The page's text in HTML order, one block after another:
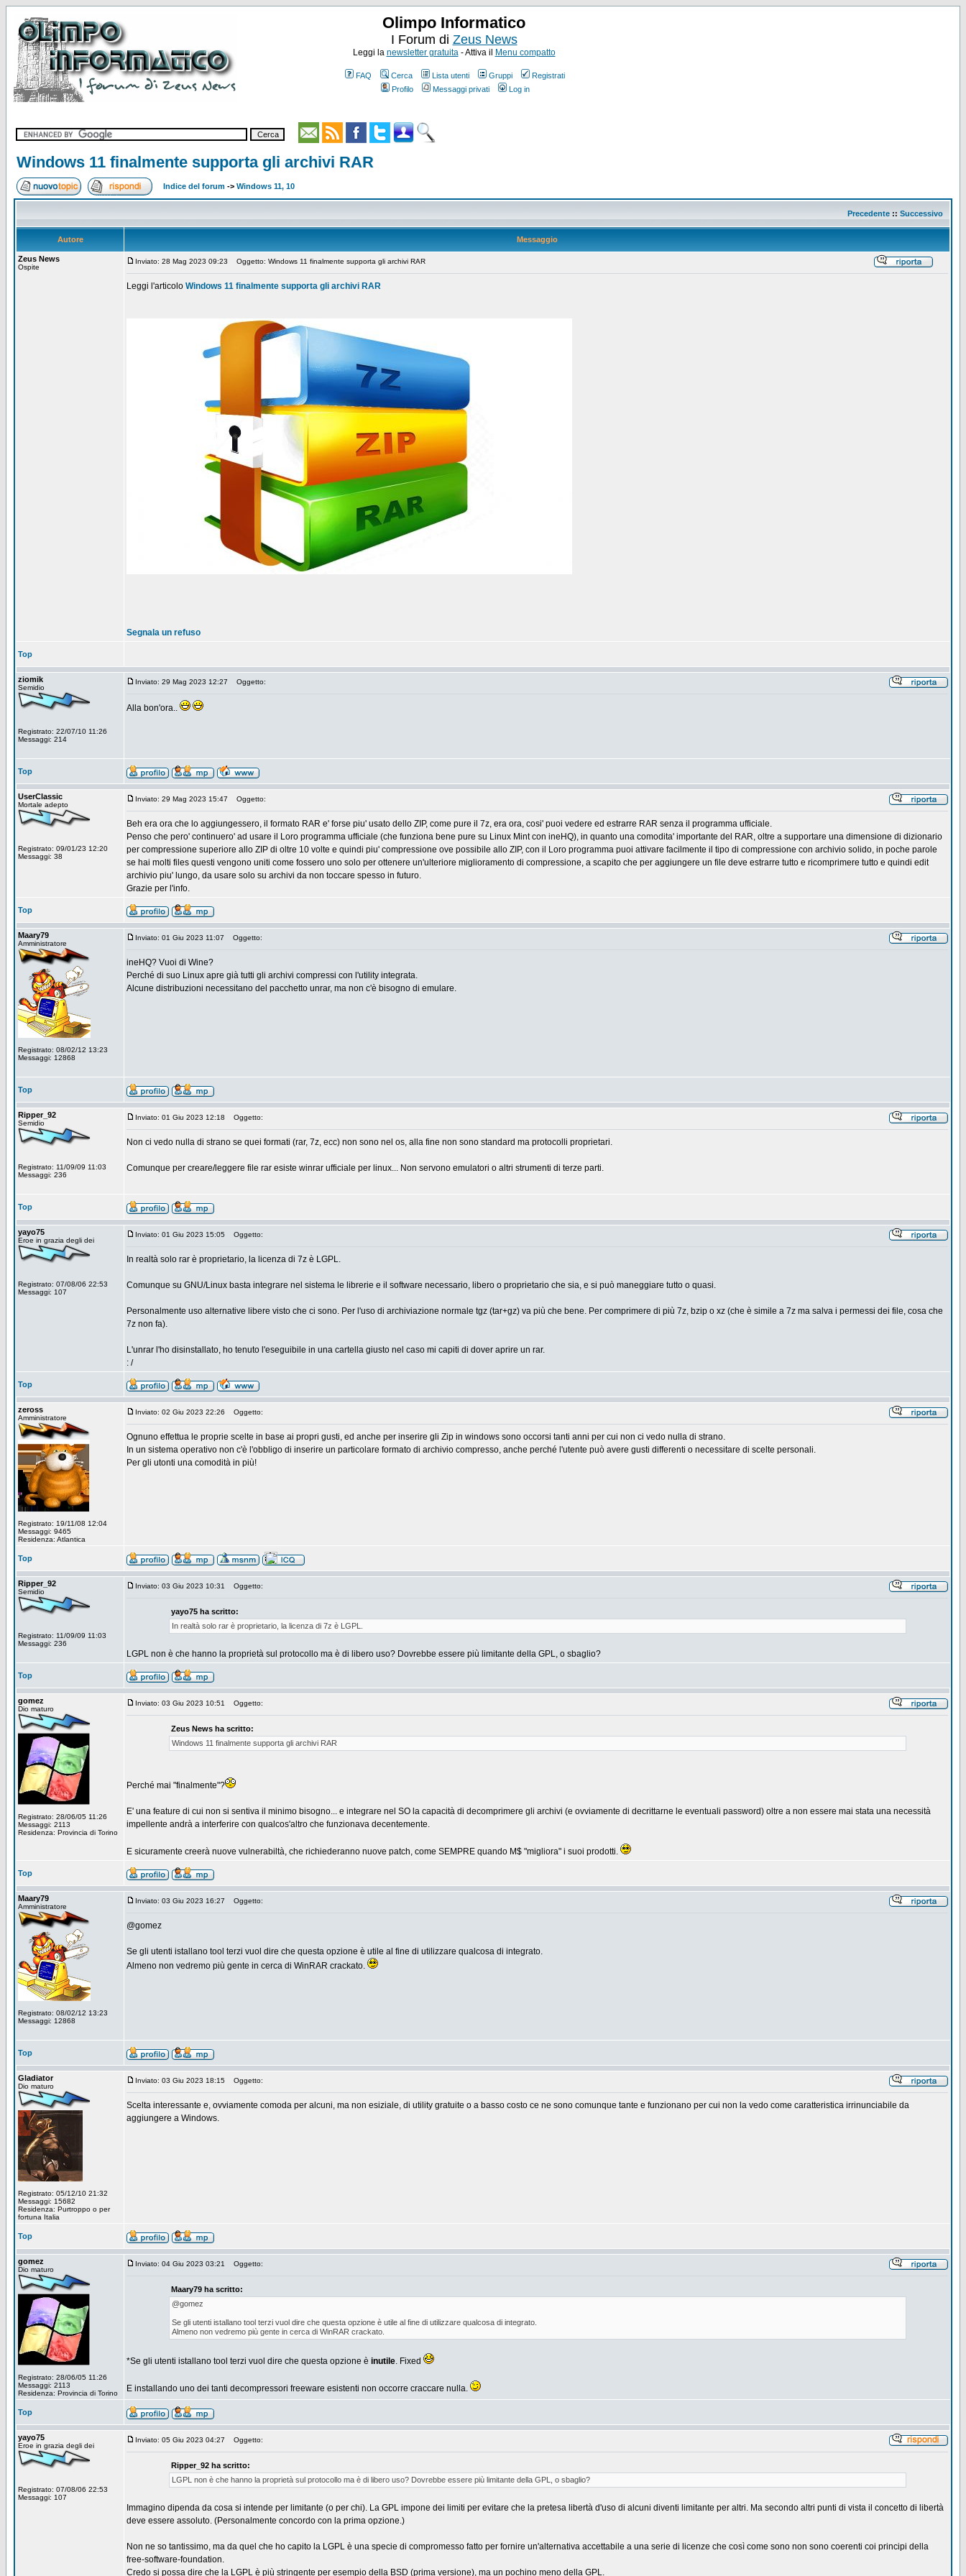
Olimpo Informatico
I Forum di Zeus News
Leggi la newsletter gratuita- Attiva il Menu compatto
FAQ Cerca Lista utenti Gruppi
Registrati
Profilo
Messaggi privati Log in
Windows 11 finalmente supporta gli archivi RAR
Indice del forum -> Windows 11, 10
Precedente :: Successivo
Autore Messaggio
Zeus News
Ospite
Inviato: 28 Mag 2023 09:23 Oggetto: Windows 11 finalmente supporta gli archivi RAR
Leggi l'articolo Windows 11 finalmente supporta gli archivi RAR
Segnala un refuso
Top
ziomik
Semidio
Registrato: 22/07/10 11:26
Messaggi: 214
Inviato: 29 Mag 2023 12:27 Oggetto:
Alla bon'ora..
Top
UserClassic
Mortale adepto
Registrato: 09/01/23 12:20
Messaggi: 38
Inviato: 29 Mag 2023 15:47 Oggetto:
Beh era ora che lo aggiungessero, il formato RAR e' forse piu' usato dello ZIP, come pure il 7z, era ora, cosi' puoi vedere ed estrarre RAR senza il programma ufficiale.
Penso che pero' continuero' ad usare il Loro programma ufficiale (che funziona bene pure su Linux Mint con ineHQ), in quanto una comodita' importante del RAR, oltre a supportare una dimensione di dizionario
per compressione superiore allo ZIP di oltre 10 volte e quindi piu' compressione ove possibile allo ZIP, con il Loro programma puoi attivare facilmente il tipo di compressione con archivio solido, in poche parole
se hai molti files questi vengono uniti come fossero uno solo per ottenere un'ulteriore miglioramento di compressione, a scapito che per aggiungere un file deve estrarre tutto e ricomprimere tutto e quindi edit
archivio piu' lungo, da usare solo su archivi da non toccare spesso in futuro.
Grazie per l'info.
Top
Maary79
Amministratore
Registrato: 08/02/12 13:23
Messaggi: 12868
Inviato: 01 Giu 2023 11:07 Oggetto:
ineHQ? Vuoi di Wine?
Perché di suo Linux apre già tutti gli archivi compressi con l'utility integrata.
Alcune distribuzioni necessitano del pacchetto unrar, ma non c'è bisogno di emulare.
Top
Ripper_92
Semidio
Registrato: 11/09/09 11:03
Messaggi: 236
Inviato: 01 Giu 2023 12:18 Oggetto:
Non ci vedo nulla di strano se quei formati (rar, 7z, ecc) non sono nel os, alla fine non sono standard ma protocolli proprietari.
Comunque per creare/leggere file rar esiste winrar ufficiale per linux... Non servono emulatori o altri strumenti di terze parti.
Top
yayo75
Eroe in grazia degli dei
Registrato: 07/08/06 22:53
Messaggi: 107
Inviato: 01 Giu 2023 15:05 Oggetto:
In realtà solo rar è proprietario, la licenza di 7z è LGPL.
Comunque su GNU/Linux basta integrare nel sistema le librerie e il software necessario, libero o proprietario che sia, e si può maneggiare tutto o quasi.
Personalmente uso alternative libere visto che ci sono. Per l'uso di archiviazione normale tgz (tar+gz) va più che bene. Per comprimere di più 7z, bzip o xz (che è simile a 7z ma salva i permessi dei file, cosa che
7z non fa).
L'unrar l'ho disinstallato, ho tenuto l'eseguibile in una cartella giusto nel caso mi capiti di dover aprire un rar.
: /
Top
zeross
Amministratore
Registrato: 19/11/08 12:04
Messaggi: 9465
Residenza: Atlantica
Inviato: 02 Giu 2023 22:26 Oggetto:
Ognuno effettua le proprie scelte in base ai propri gusti, ed anche per inserire gli Zip in windows sono occorsi tanti anni per cui non ci vedo nulla di strano.
In un sistema operativo non c'è l'obbligo di inserire un particolare formato di archivio compresso, anche perché l'utente può avere gusti differenti o necessitare di scelte personali.
Per gli utonti una comodità in più!
Top
Ripper_92
Semidio
Registrato: 11/09/09 11:03
Messaggi: 236
Inviato: 03 Giu 2023 10:31 Oggetto:
yayo75 ha scritto:
In realtà solo rar è proprietario, la licenza di 7z è LGPL.
LGPL non è che hanno la proprietà sul protocollo ma è di libero uso? Dovrebbe essere più limitante della GPL, o sbaglio?
Top
gomez
Dio maturo
Registrato: 28/06/05 11:26
Messaggi: 2113
Residenza: Provincia di Torino
Inviato: 03 Giu 2023 10:51 Oggetto:
Zeus News ha scritto:
Windows 11 finalmente supporta gli archivi RAR
Perché mai "finalmente"?
E' una feature di cui non si sentiva il minimo bisogno... e integrare nel SO la capacità di decomprimere gli archivi (e ovviamente di decrittarne le eventuali password) oltre a non essere mai stata una necessità
impellente andrà a interferire con qualcos'altro che funzionava decentemente.
E sicuramente creerà nuove vulnerabiltà, che richiederanno nuove patch, come SEMPRE quando M$ "migliora" i suoi prodotti.
Top
Maary79
Amministratore
Registrato: 08/02/12 13:23
Messaggi: 12868
Inviato: 03 Giu 2023 16:27 Oggetto:
@gomez
Se gli utenti istallano tool terzi vuol dire che questa opzione è utile al fine di utilizzare qualcosa di integrato.
Almeno non vedremo più gente in cerca di WinRAR crackato.
Top
Gladiator
Dio maturo
Registrato: 05/12/10 21:32
Messaggi: 15682
Residenza: Purtroppo o per
fortuna Italia
Inviato: 03 Giu 2023 18:15 Oggetto:
Scelta interessante e, ovviamente comoda per alcuni, ma non esiziale, di utility gratuite o a basso costo ce ne sono comunque tante e funzionano per cui non la vedo come caratteristica irrinunciabile da
aggiungere a Windows.
Top
gomez
Dio maturo
Registrato: 28/06/05 11:26
Messaggi: 2113
Residenza: Provincia di Torino
Inviato: 04 Giu 2023 03:21 Oggetto:
Maary79 ha scritto:
@gomez
Se gli utenti istallano tool terzi vuol dire che questa opzione è utile al fine di utilizzare qualcosa di integrato.
Almeno non vedremo più gente in cerca di WinRAR crackato.
*Se gli utenti istallano tool terzi vuol dire che questa opzione è inutile. Fixed
E installando uno dei tanti decompressori freeware esistenti non occorre craccare nulla.
Top
yayo75
Eroe in grazia degli dei
Registrato: 07/08/06 22:53
Messaggi: 107
Inviato: 05 Giu 2023 04:27 Oggetto:
Ripper_92 ha scritto:
LGPL non è che hanno la proprietà sul protocollo ma è di libero uso? Dovrebbe essere più limitante della GPL, o sbaglio?
Immagino dipenda da cosa si intende per limitante (o per chi). La GPL impone dei limiti per evitare che la pretesa libertà d'uso di alcuni diventi limitante per altri. Ma secondo altri punti di vista il concetto di libertà
deve essere assoluto. (Personalmente concordo con la prima opzione.)
Non ne so tantissimo, ma da quel che ho capito la LGPL è una specie di compromesso fatto per fornire un'alternativa accettabile a una serie di licenze che così come sono non sono coerenti coi principi della
free-software-foundation.
Credo si possa dire che la LGPL è più stringente per esempio della BSD (prima versione), ma un pochino meno della GPL.